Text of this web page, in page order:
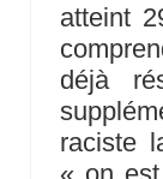
atteint
déjà
raciste